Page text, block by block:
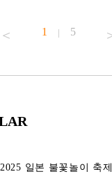
1 | 5
2025 일본 불꽃놀이 축